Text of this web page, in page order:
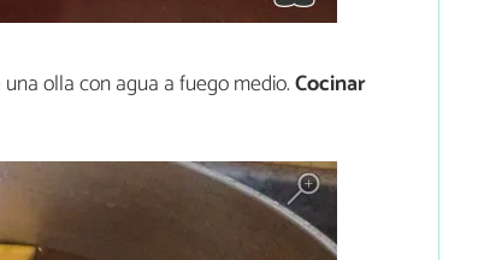
olla con agua a fuego medio.Cocinar